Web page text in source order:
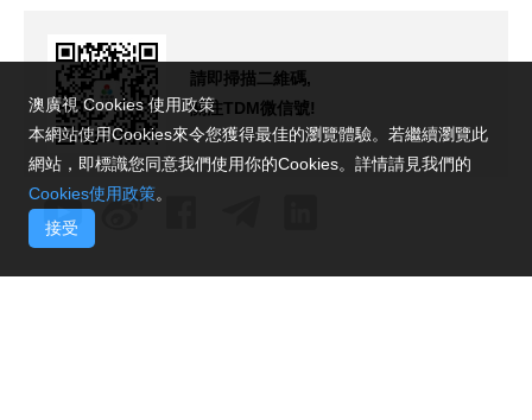
請即掃描二維碼,
關注TDM微信號!
澳廣視 Cookies 使用政策
本網站使用Cookies來令您獲得最佳的瀏覽體驗。若繼續瀏覽此
網站，即標識您同意我們使用你的Cookies。詳情請見我們的
Cookies使用政策。
接受